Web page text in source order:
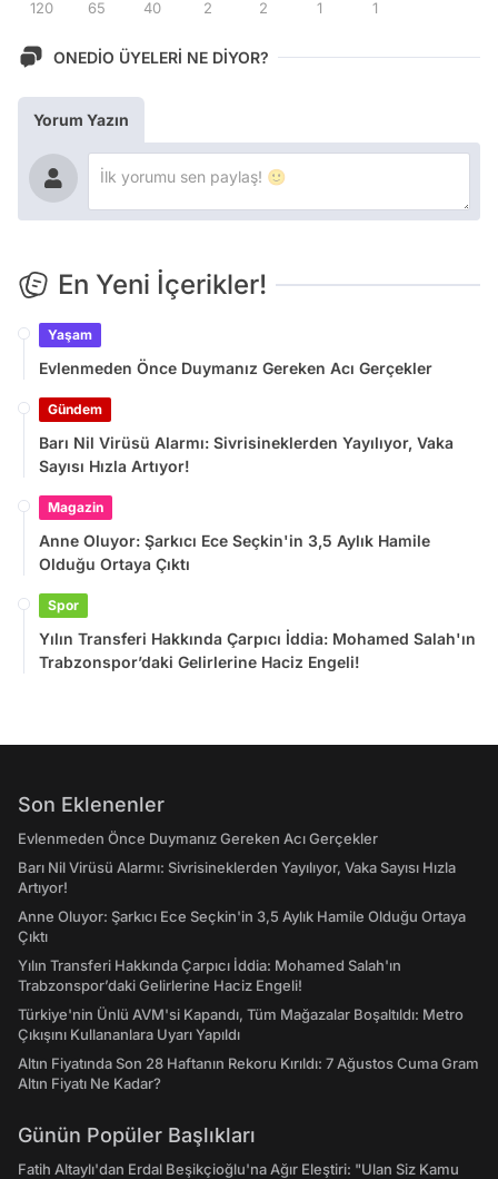
120 65 40 2 2 1 1
ONEDİO ÜYELERİ NE DİYOR?
Yorum Yazın
En Yeni İçerikler!
Yaşam
Evlenmeden Önce Duymanız Gereken Acı Gerçekler
Gündem
Barı Nil Virüsü Alarmı: Sivrisineklerden Yayılıyor, Vaka
Sayısı Hızla Artıyor!
Magazin
Anne Oluyor: Şarkıcı Ece Seçkin'in 3,5 Aylık Hamile
Olduğu Ortaya Çıktı
Spor
Yılın Transferi Hakkında Çarpıcı İddia: Mohamed Salah'ın
Trabzonspor’daki Gelirlerine Haciz Engeli!
Son Eklenenler
Evlenmeden Önce Duymanız Gereken Acı Gerçekler
Barı Nil Virüsü Alarmı: Sivrisineklerden Yayılıyor, Vaka Sayısı Hızla
Artıyor!
Anne Oluyor: Şarkıcı Ece Seçkin'in 3,5 Aylık Hamile Olduğu Ortaya
Çıktı
Yılın Transferi Hakkında Çarpıcı İddia: Mohamed Salah'ın
Trabzonspor’daki Gelirlerine Haciz Engeli!
Türkiye'nin Ünlü AVM'si Kapandı, Tüm Mağazalar Boşaltıldı: Metro
Çıkışını Kullananlara Uyarı Yapıldı
Altın Fiyatında Son 28 Haftanın Rekoru Kırıldı: 7 Ağustos Cuma Gram
Altın Fiyatı Ne Kadar?
Günün Popüler Başlıkları
Fatih Altaylı'dan Erdal Beşikçioğlu'na Ağır Eleştiri: "Ulan Siz Kamu